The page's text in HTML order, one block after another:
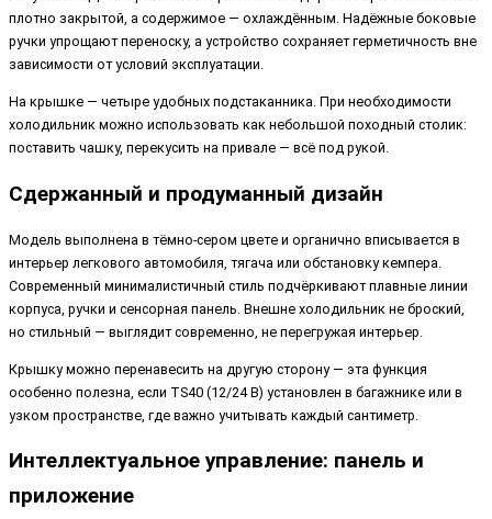
плотно закрытой, а содержимое — охлаждённым. Надёжные боковые
ручки упрощают переноску, а устройство сохраняет герметичность вне
зависимости от условий эксплуатации.
На крышке — четыре удобных подстаканника. При необходимости
холодильник можно использовать как небольшой походный столик:
поставить чашку, перекусить на привале — всё под рукой.
Сдержанный и продуманный дизайн
Модель выполнена в тёмно-сером цвете и органично вписывается в
интерьер легкового автомобиля, тягача или обстановку кемпера.
Современный минималистичный стиль подчёркивают плавные линии
корпуса, ручки и сенсорная панель. Внешне холодильник не броский,
но стильный — выглядит современно, не перегружая интерьер.
Крышку можно перенавесить на другую сторону — эта функция
особенно полезна, если TS40 (12/24 В) установлен в багажнике или в
узком пространстве, где важно учитывать каждый сантиметр.
Интеллектуальное управление: панель и
приложение